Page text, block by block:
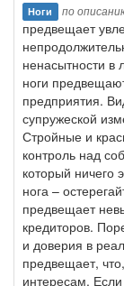
Ноги по
предвещает
ненасытности
ноги
предприятия.
супружеской
Стройные и
контроль над
который ничего
нога –
предвещает
кредиторов.
и доверия в
предвещает,
интересам.